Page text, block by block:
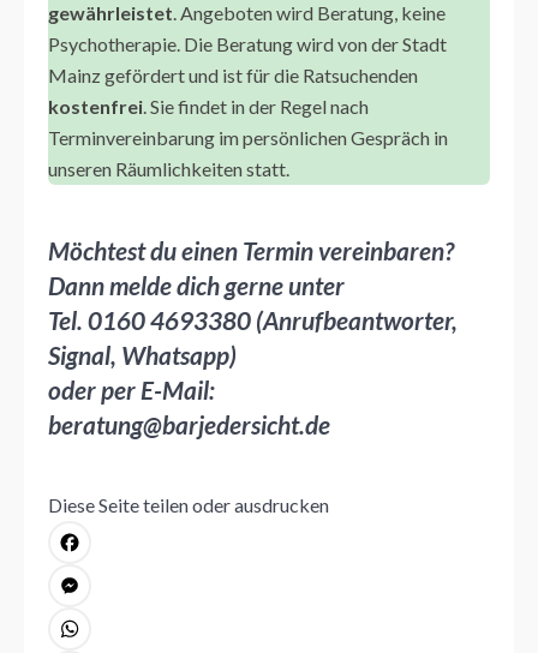
gewährleistet. Angeboten wird Beratung, keine
Psychotherapie. Die Beratung wird von der Stadt
Mainz gefördert und ist für die Ratsuchenden
kostenfrei. Sie findet in der Regel nach
Terminvereinbarung im persönlichen Gespräch in
unseren Räumlichkeiten statt.
Möchtest du einen Termin vereinbaren?
Dann melde dich gerne unter
Tel. 0160 4693380 (Anrufbeantworter,
Signal, Whatsapp)
oder per E-Mail:
beratung@barjedersicht.de
Diese Seite teilen oder ausdrucken
Facebook
Messenger